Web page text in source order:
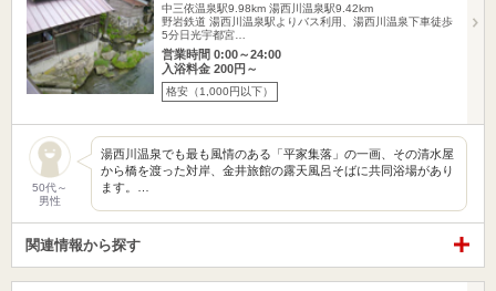
中三依温泉駅9.98km 湯西川温泉駅9.42km
野岩鉄道 湯西川温泉駅よりバス利用、湯西川温泉下車徒歩
5分日光宇都宮…
営業時間 0:00～24:00
入浴料金 200円～
格安（1,000円以下）
50代～
男性
湯西川温泉でも最も風情のある「平家集落」の一画、その清水屋
から橋を渡った対岸、金井旅館の露天風呂そばに共同浴場があり
ます。…
関連情報から探す